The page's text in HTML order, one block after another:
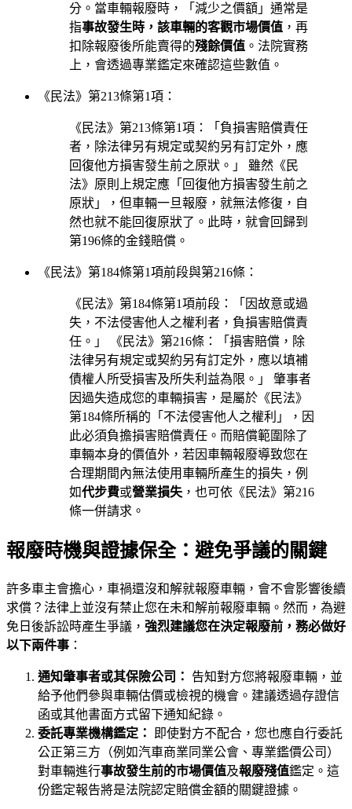
分。當車輛報廢時，「減少之價額」通常是
指事故發生時，該車輛的客觀市場價值 ，再
扣除報廢後所能賣得的殘餘價值 。法院實務
上，會透過專業鑑定來確認這些數值。
《民法》第213條第1項：
《民法》第213條第1項：「負損害賠償責任
者，除法律另有規定或契約另有訂定外，應
回復他方損害發生前之原狀。」 雖然《民
法》原則上規定應「回復他方損害發生前之
原狀」，但車輛一旦報廢，就無法修復，自
然也就不能回復原狀了。此時，就會回歸到
第196條的金錢賠償。
《民法》第184條第1項前段與第216條：
《民法》第184條第1項前段：「因故意或過
失，不法侵害他人之權利者，負損害賠償責
任。」 《民法》第216條：「損害賠償，除
法律另有規定或契約另有訂定外，應以填補
債權人所受損害及所失利益為限。」 肇事者
因過失造成您的車輛損害，是屬於《民法》
第184條所稱的「不法侵害他人之權利」，因
此必須負擔損害賠償責任。而賠償範圍除了
車輛本身的價值外，若因車輛報廢導致您在
合理期間內無法使用車輛所產生的損失，例
如代步費或營業損失 ，也可依《民法》第216
條一併請求。
報廢時機與證據保全：避免爭議的關鍵
許多車主會擔心，車禍還沒和解就報廢車輛，會不會影響後續
求償？法律上並沒有禁止您在未和解前報廢車輛。然而，為避
免日後訴訟時產生爭議， 強烈建議您在決定報廢前，務必做好
以下兩件事 ：
通知肇事者或其保險公司：
告知對方您將報廢車輛，並
給予他們參與車輛估價或檢視的機會。建議透過存證信
函或其他書面方式留下通知紀錄。
委託專業機構鑑定：
即使對方不配合，您也應自行委託
公正第三方（例如汽車商業同業公會、專業鑑價公司）
對車輛進行事故發生前的市場價值及報廢殘值鑑定。這
份鑑定報告將是法院認定賠償金額的關鍵證據。